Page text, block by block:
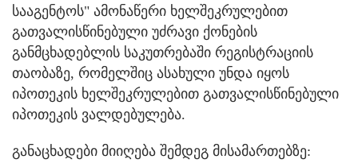
სააგენტოს" ამონაწერი ხელშეკრულებით
გათვალისწინებული უძრავი ქონების
განმცხადებლის საკუთრებაში რეგისტრაციის
თაობაზე, რომელშიც ასახული უნდა იყოს
იპოთეკის ხელშეკრულებით გათვალისწინებული
იპოთეკის ვალდებულება.
განაცხადები მიიღება შემდეგ მისამართებზე: